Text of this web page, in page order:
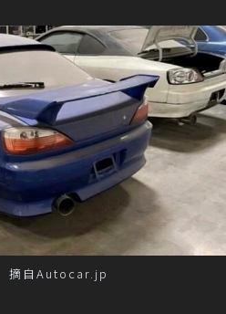
摘自Autocar.jp